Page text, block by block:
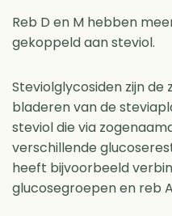
Reb D en M hebben
gekoppeld aan steviol.
Steviolglycosiden zijn
bladeren van de
steviol die via
verschillende
heeft bijvoorbeeld
glucosegroepen en reb